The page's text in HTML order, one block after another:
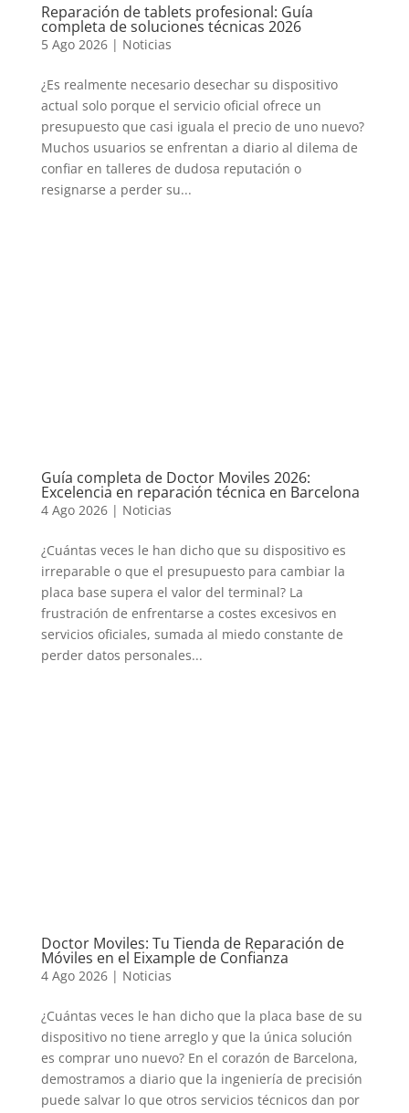
Reparación de tablets profesional: Guía
completa de soluciones técnicas 2026
5 Ago 2026| Noticias
¿Es realmente necesario desechar su dispositivo
actual solo porque el servicio oficial ofrece un
presupuesto que casi iguala el precio de uno nuevo?
Muchos usuarios se enfrentan a diario al dilema de
confiar en talleres de dudosa reputación o
resignarse a perder su...
Guía completa de Doctor Moviles 2026:
Excelencia en reparación técnica en Barcelona
4 Ago 2026| Noticias
¿Cuántas veces le han dicho que su dispositivo es
irreparable o que el presupuesto para cambiar la
placa base supera el valor del terminal? La
frustración de enfrentarse a costes excesivos en
servicios oficiales, sumada al miedo constante de
perder datos personales...
Doctor Moviles: Tu Tienda de Reparación de
Móviles en el Eixample de Confianza
4 Ago 2026| Noticias
¿Cuántas veces le han dicho que la placa base de su
dispositivo no tiene arreglo y que la única solución
es comprar uno nuevo? En el corazón de Barcelona,
demostramos a diario que la ingeniería de precisión
puede salvar lo que otros servicios técnicos dan por